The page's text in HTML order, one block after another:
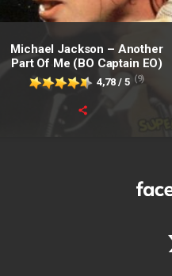
Michael Jackson – Another
Part Of Me (BO Captain EO)
4,78 / 5 (9)